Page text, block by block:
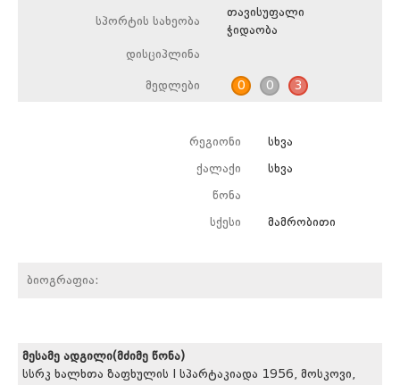
სპორტის სახეობა
თავისუფალი
ჭიდაობა
დისციპლინა
მედლები 0 0 3
რეგიონი სხვა
ქალაქი სხვა
წონა
სქესი მამრობითი
ბიოგრაფია:
მესამე ადგილი(მძიმე წონა)
სსრკ ხალხთა ზაფხულის I სპარტაკიადა 1956, მოსკოვი,